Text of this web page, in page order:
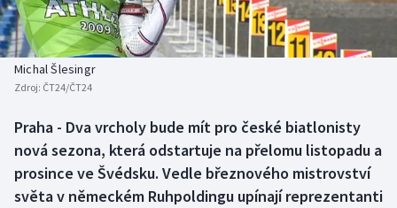
Baseball a softbal
Basketbal
Biatlon
Boby a skeleton
Box
Soutěže
Historické návraty
Aplikace ČT sport
AZ kvíz
Michal Šlesingr
Zdroj: ČT24/ČT24
Praha - Dva vrcholy bude mít pro české biatlonisty
nová sezona, která odstartuje na přelomu listopadu a
prosince ve Švédsku. Vedle březnového mistrovství
světa v německém Ruhpoldingu upínají reprezentanti